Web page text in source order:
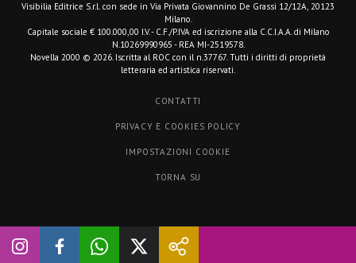
Visibilia Editrice S.r.l. con sede in Via Privata Giovannino De Grassi 12/12A, 20123
Milano.
Capitale sociale € 100.000,00 I.V. - C.F./P.IVA ed iscrizione alla C.C.I.A.A. di Milano
N.10269990965 - REA MI-2519578.
Novella 2000 © 2026. Iscritta al ROC con il n.37767. Tutti i diritti di proprietà
letteraria ed artistica riservati.
CONTATTI
PRIVACY E COOKIES POLICY
IMPOSTAZIONI COOKIE
TORNA SU